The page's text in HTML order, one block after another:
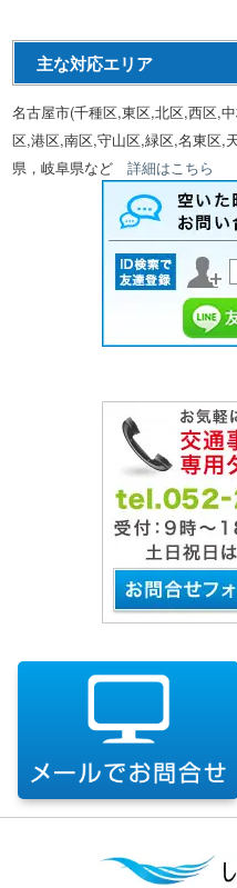
主な対応エリア
名古屋市(千種区,東区,北区,西区,
区,港区,南区,守山区,緑区,名東区,
県，岐阜県など詳細はこちら